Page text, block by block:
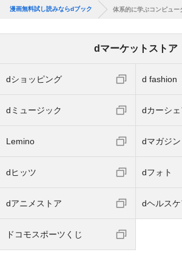
漫画無料試し読みならdブック 体系的に学ぶコンピュー
dマーケットストア
dショッピング d fashion
dミュージック dカーシェ
Lemino dマガジン
dヒッツ dフォト
dアニメストア dヘルスケ
ドコモスポーツくじ